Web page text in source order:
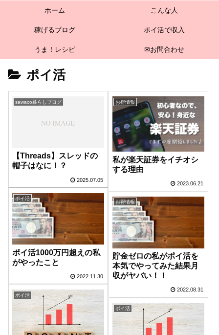
ホーム こんな人
稼げるブログ ポイ活で収入
うま！レシピ ✉お問合わせ
ポイ活
sawaco暮らしブログ
【Threads】スレッドの
帽子はなに！？
2025.07.05
お得情報
私が楽天証券をイチオシ
する理由
2023.06.21
ポイ活
ポイ活1000万円超えの私
がやったこと
2022.11.30
お得情報
貯金ゼロの私がポイ活を
本気でやってみた結果月
収がヤバい！！
2022.08.31
ポイ活
ポイ活